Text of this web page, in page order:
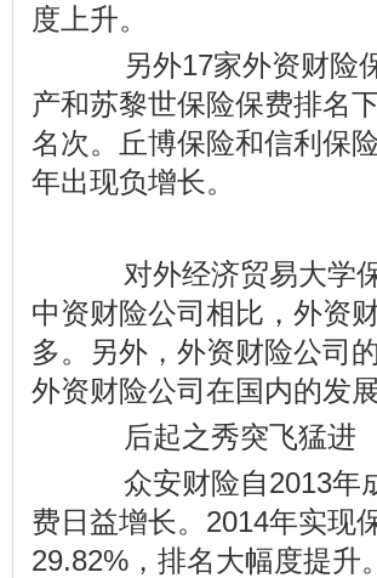
度上升。
另外17家外资财险保
产和苏黎世保险保费排名
名次。丘博保险和信利保
年出现负增长。
对外经济贸易大学保
中资财险公司相比，外资
多。另外，外资财险公司
外资财险公司在国内的发展
后起之秀突飞猛进
众安财险自2013年
费日益增长。2014年实现
29.82%，排名大幅度提升。